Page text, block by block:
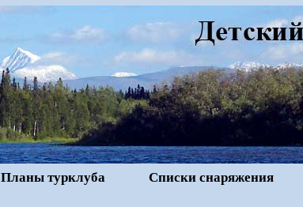
Планы турклуба Списки снаряжения